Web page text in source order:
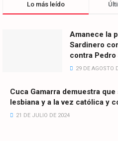
Lo más leído
Amanece la
Sardinero
contra Pedro
29 DE AGOSTO
Cuca Gamarra demuestra
lesbiana y a la vez católica y
21 DE JULIO DE 2024